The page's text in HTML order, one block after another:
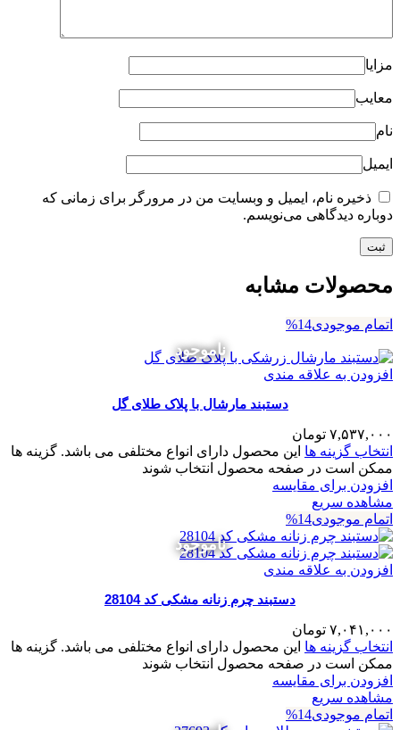
مزایا
معایب
نام
ایمیل
ذخیره نام، ایمیل و وبسایت من در مرورگر برای زمانی که
دوباره دیدگاهی می‌نویسم.
محصولات مشابه
اتمام موجودی14%
افزودن به علاقه مندی
ناموجود
دستبند مارشال با پلاک طلای گل
۷,۵۳۷,۰۰۰ تومان
انتخاب گزینه ها این محصول دارای انواع مختلفی می باشد. گزینه ها
ممکن است در صفحه محصول انتخاب شوند
افزودن برای مقایسه
مشاهده سریع
اتمام موجودی14%
افزودن به علاقه مندی
ناموجود
دستبند چرم زنانه مشکی کد 28104
۷,۰۴۱,۰۰۰ تومان
انتخاب گزینه ها این محصول دارای انواع مختلفی می باشد. گزینه ها
ممکن است در صفحه محصول انتخاب شوند
افزودن برای مقایسه
مشاهده سریع
اتمام موجودی14%